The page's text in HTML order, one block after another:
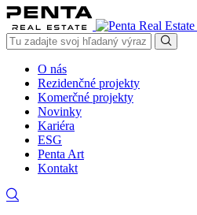
O nás
Rezidenčné projekty
Komerčné projekty
Novinky
Kariéra
ESG
Penta Art
Kontakt